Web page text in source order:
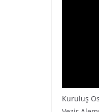
Kuruluş